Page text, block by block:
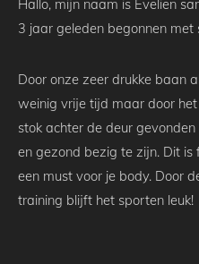
Hallo, mijn naam is Evelien
3 jaar geleden begonnen
Door onze zeer drukke baan
weinig vrije tijd maar door
stok achter de deur
en gezond bezig te zijn. Dit is
een must voor je body. Door
training blijft het sporten leuk!